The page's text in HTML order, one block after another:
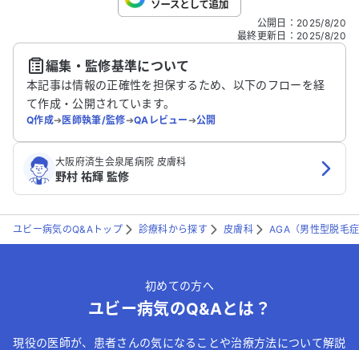
こちらは送信専用のフォームです。氏名やご自身の病気の詳細な
送信する
公開日 ： 2025/8/20
最終更新日 ： 2025/8/20
編集・監修基準について
本記事は情報の正確性を担保するため、以下のフローを経
て作成・公開されています。
Q作成➔医師執筆/監修➔QAレビュー➔公開
大阪府済生会泉尾病院 皮膚科
野村 祐輝 監修
ユビー病気のQ&Aトップ 診療科から探す 皮膚科 AGA（男性型脱毛
初めての方へ
ユビー病気のQ&Aとは？
現役の医師が、患者さんの気になることや治療方法について解説